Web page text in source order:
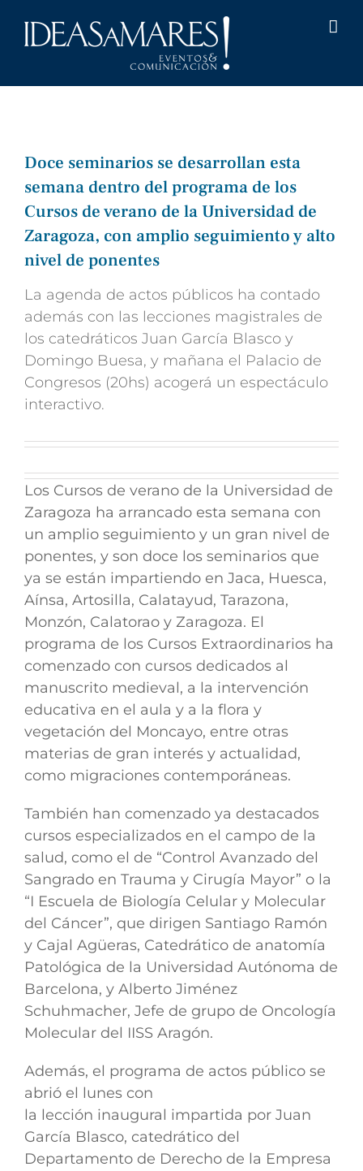
Doce seminarios se desarrollan esta
semana dentro del programa de los
Cursos de verano de la Universidad de
Zaragoza, con amplio seguimiento y alto
nivel de ponentes
La agenda de actos públicos ha contado
además con las lecciones magistrales de
los catedráticos Juan García Blasco y
Domingo Buesa, y mañana el Palacio de
Congresos (20hs) acogerá un espectáculo
interactivo.
Los Cursos de verano de la Universidad de
Zaragoza ha arrancado esta semana con
un amplio seguimiento y un gran nivel de
ponentes, y son doce los seminarios que
ya se están impartiendo en Jaca, Huesca,
Aínsa, Artosilla, Calatayud, Tarazona,
Monzón, Calatorao y Zaragoza. El
programa de los Cursos Extraordinarios ha
comenzado con cursos dedicados al
manuscrito medieval, a la intervención
educativa en el aula y a la flora y
vegetación del Moncayo, entre otras
materias de gran interés y actualidad,
como migraciones contemporáneas.
También han comenzado ya destacados
cursos especializados en el campo de la
salud, como el de “Control Avanzado del
Sangrado en Trauma y Cirugía Mayor” o la
“I Escuela de Biología Celular y Molecular
del Cáncer”, que dirigen Santiago Ramón
y Cajal Agüeras, Catedrático de anatomía
Patológica de la Universidad Autónoma de
Barcelona, y Alberto Jiménez
Schuhmacher, Jefe de grupo de Oncología
Molecular del IISS Aragón.
Además, el programa de actos público se
abrió el lunes con
la lección inaugural impartida por Juan
García Blasco, catedrático del
Departamento de Derecho de la Empresa